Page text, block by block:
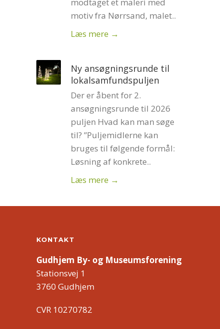
motiv fra Nørrsand, malet..
Læs mere →
Ny ansøgningsrunde til
lokalsamfundspuljen
Der er åbent for 2.
ansøgningsrunde til 2026
puljen Hvad kan man søge
til? ”Puljemidlerne kan
bruges til følgende formål:
Løsning af konkrete..
Læs mere →
KONTAKT
Gudhjem By- og Museumsforening
Stationsvej 1
3760 Gudhjem
CVR 10270782